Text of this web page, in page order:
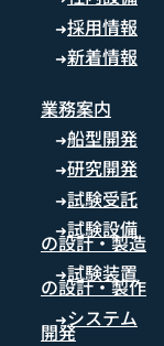
➜採用情報
➜新着情報
業務案内
➜船型開発
➜研究開発
➜試験受託
➜試験設備
の設計・製造
➜試験装置
の設計・製作
➜システム
開発